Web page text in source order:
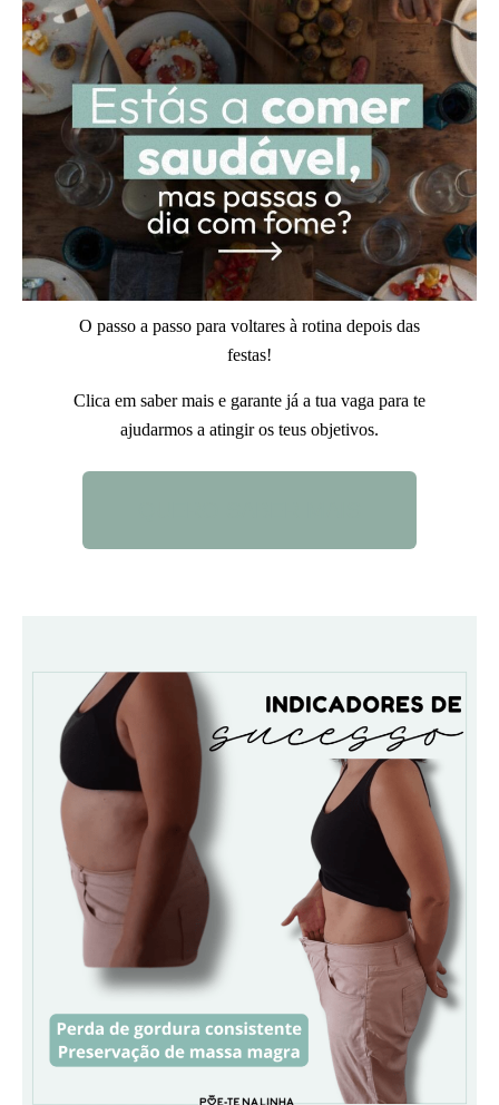
O passo a passo para voltares à rotina depois das
festas!
Clica em saber mais e garante já a tua vaga para te
ajudarmos a atingir os teus objetivos.